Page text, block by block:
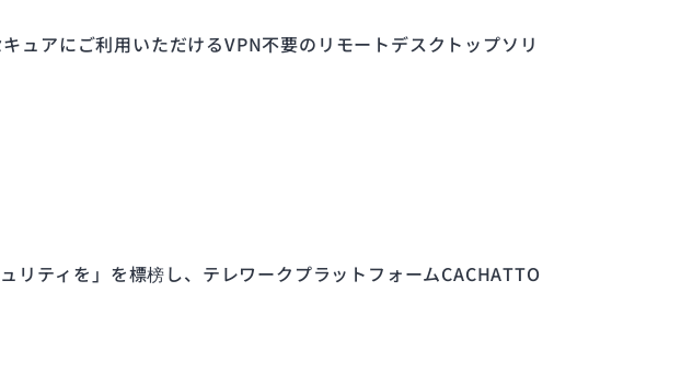
アにご利用いただけるVPN不要のリモートデスクトップソリ
ティを」を標榜し、テレワークプラットフォームCACHATTO